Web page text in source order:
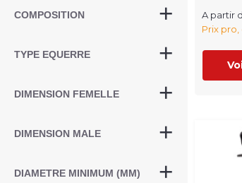
COMPOSITION
TYPE EQUERRE
DIMENSION FEMELLE
DIMENSION MALE
DIAMETRE MINIMUM (MM)
A partir
Prix